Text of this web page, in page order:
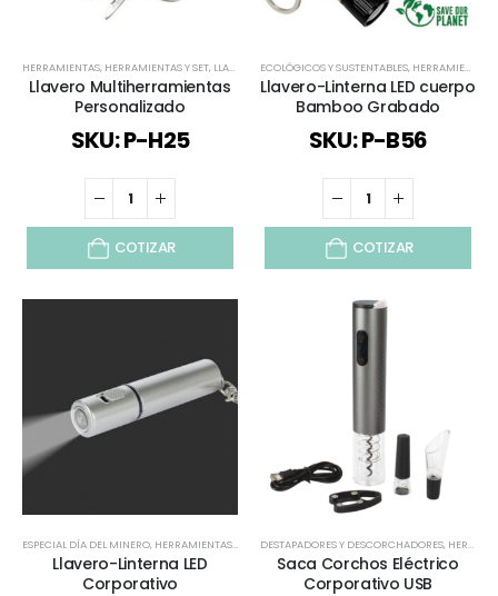
HERRAMIENTAS, HERRAMIENTAS Y SET, LLAVEROS ,LLAVEROS FUNCIONALES,REGALOS DÍA DEL
Llavero Multiherramientas
Personalizado
SKU: P-H25
COTIZAR
ECOLÓGICOS Y SUSTENTABLES, HERRAMIENTAS
Llavero-Linterna LED cuerpo
Bamboo Grabado
SKU: P-B56
COTIZAR
ESPECIAL DÍA DEL MINERO, HERRAMIENTAS Y SET ,LLAVEROS,LLAVEROS FUNCIONALES,LLAVEROS
Llavero-Linterna LED
Corporativo
DESTAPADORES Y DESCORCHADORES, HERRAMIENTAS Y SET
Saca Corchos Eléctrico
Corporativo USB